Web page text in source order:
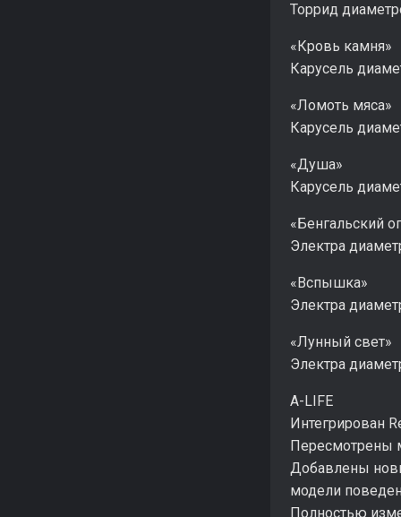
Торрид
«Кровь камня»
Карусель
«Ломоть мяса»
Карусель
«Душа»
Карусель
«Бенгальский
Электра
«Вспышка»
Электра
«Лунный свет»
Электра
A-LIFE
Интегрирован
Пересмотрены
Добавлены
модели
Полностью